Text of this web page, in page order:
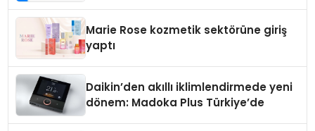
Marie Rose kozmetik sektörüne giriş
yaptı
Daikin’den akıllı iklimlendirmede yeni
dönem: Madoka Plus Türkiye’de